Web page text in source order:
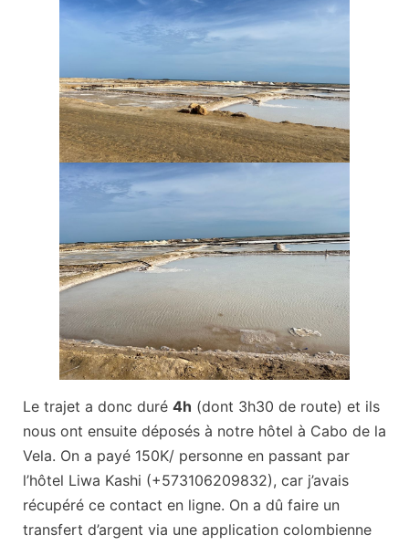
Le trajet a donc duré 4h (dont 3h30 de route) et ils
nous ont ensuite déposés à notre hôtel à Cabo de la
Vela. On a payé 150K/ personne en passant par
l’hôtel Liwa Kashi (+573106209832), car j’avais
récupéré ce contact en ligne. On a dû faire un
transfert d’argent via une application colombienne